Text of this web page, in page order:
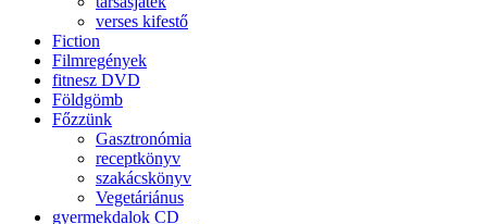
verses kifestő
Fiction
Filmregények
fitnesz DVD
Földgömb
Főzzünk
Gasztronómia
receptkönyv
szakácskönyv
Vegetáriánus
gyermekdalok CD